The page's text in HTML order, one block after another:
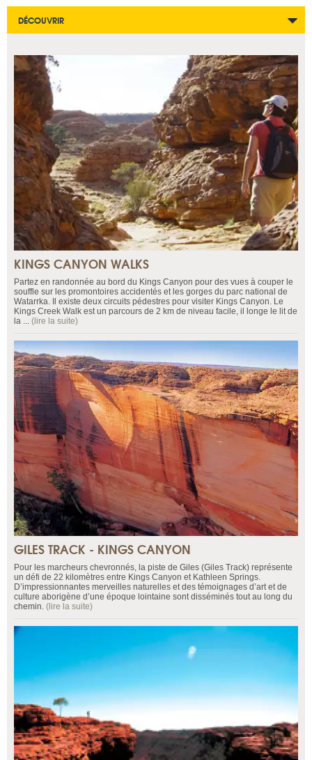
DÉCOUVRIR
KINGS CANYON WALKS
Partez en randonnée au bord du Kings Canyon pour des vues à couper le
souffle sur les promontoires accidentés et les gorges du parc national de
Watarrka. Il existe deux circuits pédestres pour visiter Kings Canyon. Le
Kings Creek Walk est un parcours de 2 km de niveau facile, il longe le lit de
la ... (lire la suite)
GILES TRACK - KINGS CANYON
Pour les marcheurs chevronnés, la piste de Giles (Giles Track) représente
un défi de 22 kilomètres entre Kings Canyon et Kathleen Springs.
D’impressionnantes merveilles naturelles et des témoignages d’art et de
culture aborigène d’une époque lointaine sont disséminés tout au long du
chemin. (lire la suite)